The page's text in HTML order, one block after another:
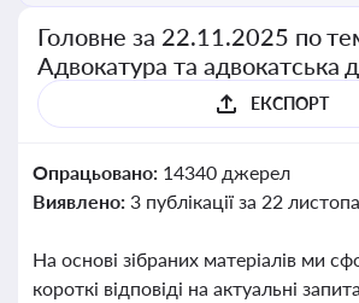
Головне за 22.11.2025 по
Адвокатура та адвокатська
ЕКСПОРТ
Опрацьовано: 14340 джерел
Виявлено: 3 публікації за 22
На основі зібраних матеріалів ми
короткі відповіді на актуальні